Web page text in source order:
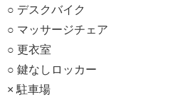
○ デスクバイク
○ マッサージチェア
○ 更衣室
○ 鍵なしロッカー
× 駐車場